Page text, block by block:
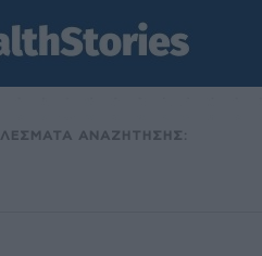
ΑΝΑΖΗΤΗΣΗΣ: